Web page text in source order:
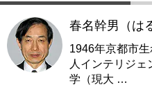
春名幹男（は
1946年京都市
人インテリジェ
学（現大 …